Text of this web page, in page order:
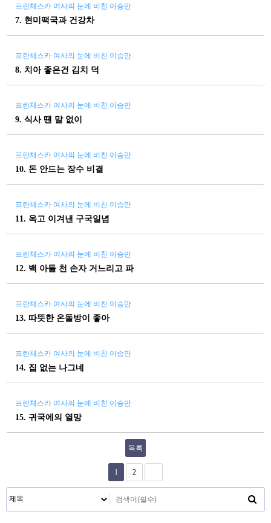
프란체스카 여사의 눈에 비친 이승만
7. 현미떡국과 건강차
프란체스카 여사의 눈에 비친 이승만
8. 치아 좋은건 김치 덕
프란체스카 여사의 눈에 비친 이승만
9. 식사 땐 말 없이
프란체스카 여사의 눈에 비친 이승만
10. 돈 안드는 장수 비결
프란체스카 여사의 눈에 비친 이승만
11. 옥고 이겨낸 구국일념
프란체스카 여사의 눈에 비친 이승만
12. 백 아들 천 손자 거느리고 파
프란체스카 여사의 눈에 비친 이승만
13. 따뜻한 온돌방이 좋아
프란체스카 여사의 눈에 비친 이승만
14. 집 없는 나그네
프란체스카 여사의 눈에 비친 이승만
15. 귀국에의 열망
목록
1 2